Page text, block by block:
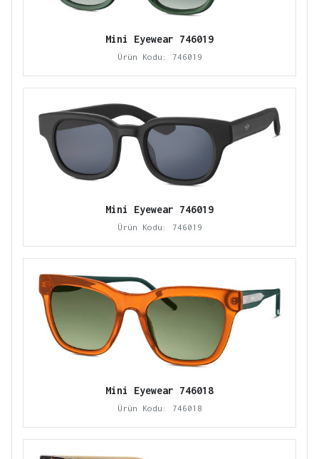
Mini Eyewear 746019
Ürün Kodu: 746019
Mini Eyewear 746019
Ürün Kodu: 746019
Mini Eyewear 746018
Ürün Kodu: 746018